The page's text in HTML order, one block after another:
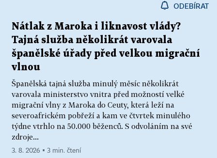
ODEBÍRAT
Nátlak z Maroka i liknavost vlády?
Tajná služba několikrát varovala
španělské úřady před velkou migrační
vlnou
Španělská tajná služba minulý měsíc několikrát
varovala ministerstvo vnitra před možností velké
migrační vlny z Maroka do Ceuty, která leží na
severoafrickém pobřeží a kam ve čtvrtek minulého
týdne vtrhlo na 50.000 běženců. S odvoláním na své
zdroje...
3. 8. 2026 ▪ 3 min. čtení